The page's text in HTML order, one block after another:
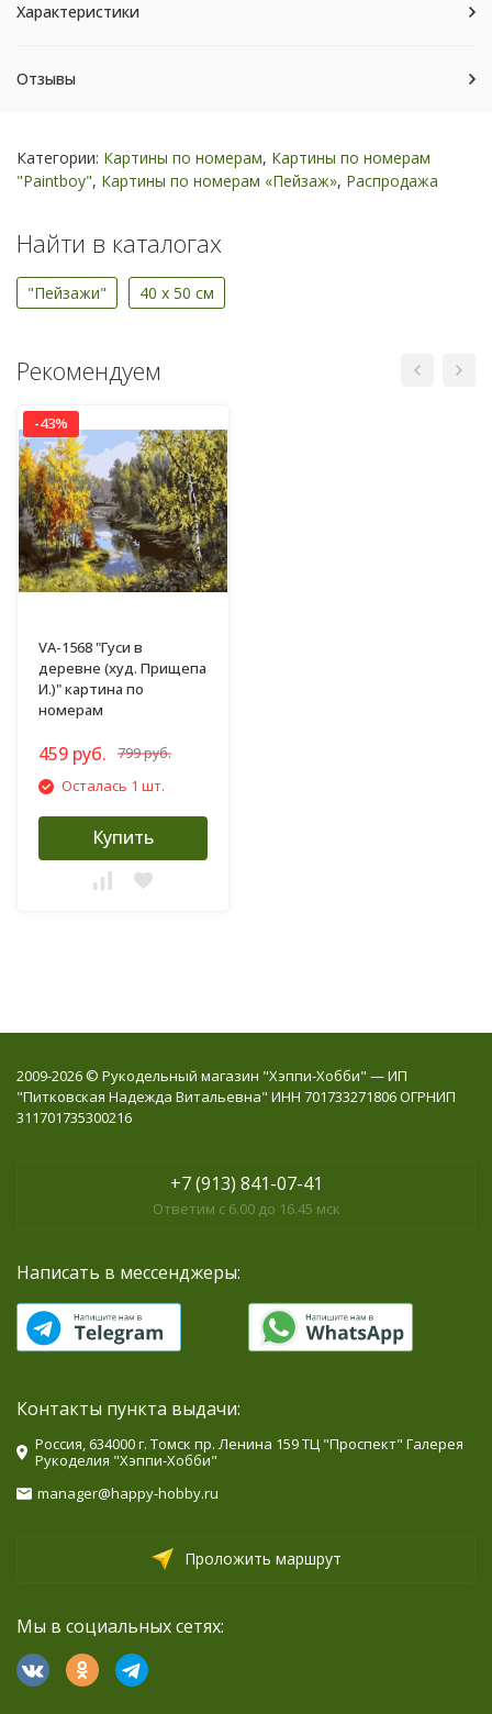
Характеристики
Отзывы
Категории: Картины по номерам, Картины по номерам
"Paintboy", Картины по номерам «Пейзаж», Распродажа
Найти в каталогах
"Пейзажи" 40 х 50 см
Рекомендуем
-43%
VA-1568 "Гуси в
деревне (худ. Прищепа
И.)" картина по
номерам
459 руб. 799 руб.
Осталась 1 шт.
Купить
2009-2026 © Рукодельный магазин "Хэппи-Хобби" — ИП
"Питковская Надежда Витальевна" ИНН 701733271806 ОГРНИП
311701735300216
+7 (913) 841-07-41
Ответим с 6.00 до 16.45 мск
Написать в мессенджеры:
Контакты пункта выдачи:
Россия, 634000 г. Томск пр. Ленина 159 ТЦ "Проспект" Галерея
Рукоделия "Хэппи-Хобби"
manager@happy-hobby.ru
Проложить маршрут
Мы в социальных сетях: